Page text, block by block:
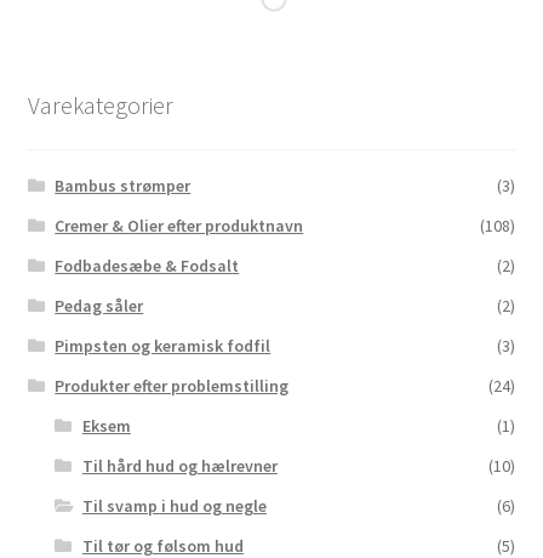
Varekategorier
Bambus strømper
(3)
Cremer & Olier efter produktnavn
(108)
Fodbadesæbe & Fodsalt
(2)
Pedag såler
(2)
Pimpsten og keramisk fodfil
(3)
Produkter efter problemstilling
(24)
Eksem
(1)
Til hård hud og hælrevner
(10)
Til svamp i hud og negle
(6)
Til tør og følsom hud
(5)